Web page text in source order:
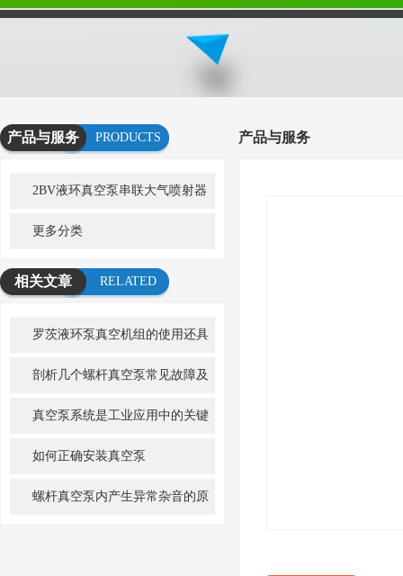
产品与服务
PRODUCTS
SERVICES
2BV液环真空泵串联大气喷射器
机组更多分类
相关文章
RELATED
罗茨液环泵真空机组的使用还具
有哪些优点呢
剖析几个螺杆真空泵常见故障及
解决方法
真空泵系统是工业应用中的关键
组成部分
如何正确安装真空泵
螺杆真空泵内产生异常杂音的原
产品与服务